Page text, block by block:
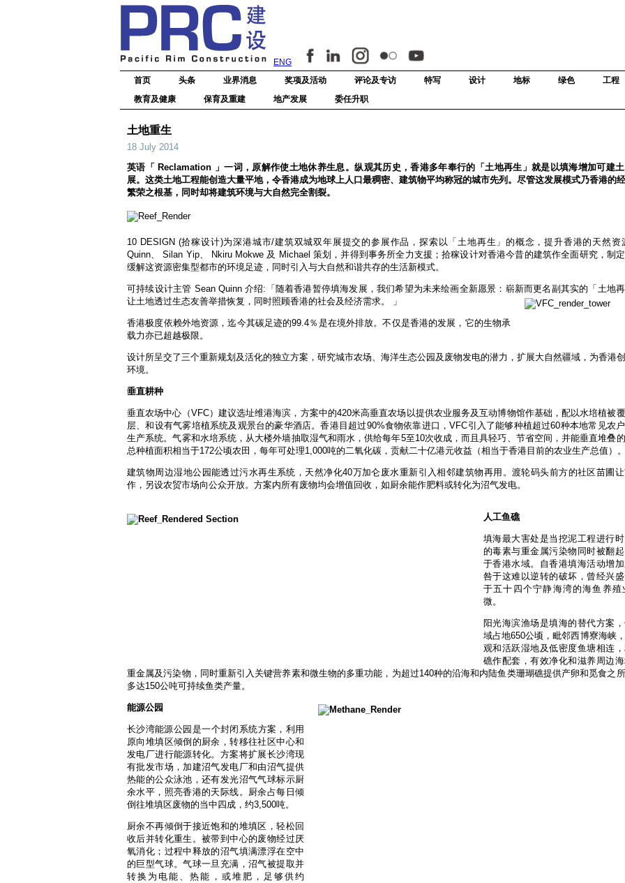
ENG
首页 头条 业界消息 奖项及活动 评论及专访 特写 设计 地标 绿色 工程
教育及健康
保育及重建 地产发展 委任升职
土地重生
18 July 2014
英语「 Reclamation 」一词，原解作使土地休养生息。纵观其历史，香港多年奉行的「土地再生」就是以填海增加可建
展。这类土地工程能创造大量平地，令香港成为地球上人口最稠密、建筑物平均称冠的城市先列。尽管这发展模式乃香港的
繁荣之根基，同时却将建筑环境与大自然完全割裂。
10 DESIGN (拾稼设计)为深港城市/建筑双城双年展提交的参展作品，探索以「土地再生」的概念，提升香港的天然资
Quinn、 Silan Yip、 Nkiru Mokwe 及 Michael 策划，并得到事务所全力支援；拾稼设计对香港今昔的建筑作全面研究，制
缓解这资源密集型都市的环境足迹，同时引入与大自然和谐共存的生活新模式。
可持续设计主管 Sean Quinn 介绍:「随着香港暂停填海发展，我们希望为未来绘画全新愿景：崭新而更名副其实的「土地再
让土地透过生态友善举措恢复，同时照顾香港的社会及经济需求。 」
香港极度依赖外地资源，迄今其碳足迹的99.4％是在境外排放。不仅是香港的发展，它的生物承
载力亦已超越极限。
设计所呈交了三个重新规划及活化的独立方案，研究城市农场、海洋生态公园及废物发电的潜力，扩展大自然疆域，为香港
环境。
垂直耕种
垂直农场中心（VFC）建议选址维港海滨，方案中的420米高垂直农场以提供农业服务及互动博物馆作基础，配以水培植被
层、和设有气雾培植系统及观景台的豪华酒店。香港目超过90%食物依靠进口，VFC引入了能够种植超过60种本地常见农
生产系统。气雾和水培系统，从大楼外墙抽取湿气和雨水，供给每年5至10次收成，而且具轻巧、节省空间，并能垂直堆叠
总种植面积相当于172公顷农田，每年可处理1,000吨的二氧化碳，贡献二十亿港元收益（相当于香港目前的农业生产总值）。
建筑物周边湿地公园能透过污水再生系统，天然净化40万加仑废水重新引入相邻建筑物再用。渡轮码头前方的社区苗圃
作，另设农贸市场向公众开放。方案内所有废物均会增值回收，如厨余能作肥料或转化为沼气发电。
人工鱼礁
填海最大害处是当挖泥工程进行
的毒素与重金属污染物同时被翻
于香港水域。自香港填海活动增
咎于这难以逆转的破坏，曾经兴
于五十四个宁静海湾的海鱼养殖
微。
阳光海滨渔场是填海的替代方案
域占地650公顷，毗邻西博寮海峡
观和活跃湿地及低密度鱼塘相连
礁作配套，有效净化和滋养周边
重金属及污染物，同时重新引入关键营养素和微生物的多重功能，为超过140种的沿海和内陆鱼类珊瑚礁提供产卵和觅食之
多达150公吨可持续鱼类产量。
能源公园
长沙湾能源公园​​是一个封闭系统方案，利用
原向堆填区倾倒的厨余，转移往社区中心和
发电厂进行能源转化。方案将扩展长沙湾现
有批发市场，加建沼气发电厂和由沼气提供
热能的公众泳池，还有发光沼气气球标示厨
余水平，照亮香港的天际线。厨余占每日倾
倒往堆填区废物的当中四成，约3,500吨。
厨余不再倾倒于接近饱和的堆填区，轻松回
收后并转化重生。被带到中心的废物经过厌
氧消化；过程中释放的沼气填满漂浮在空中
的巨型气球。气球一旦充满，沼气被提取并
转换为电能、热能，或堆肥，足够供约